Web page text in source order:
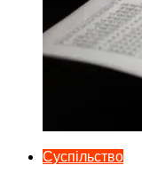
Суспільство